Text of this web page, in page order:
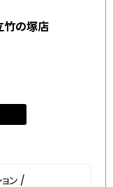
竹の塚店
ン /